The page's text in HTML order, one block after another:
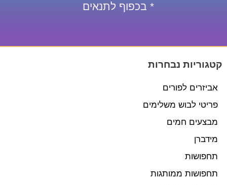
* בכפוף לתנאים
קטגוריות נבחרות
אביזרים לפורים
פריטי לבוש משלימים
מבצעים חמים
מידברן
תחפושות
תחפושות ממותגות